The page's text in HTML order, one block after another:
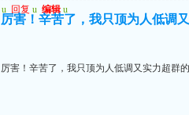
u 回复 u 编辑 u
厉害！辛苦了，我只顶为人低调
厉害！辛苦了，我只顶为人低调又实力超群